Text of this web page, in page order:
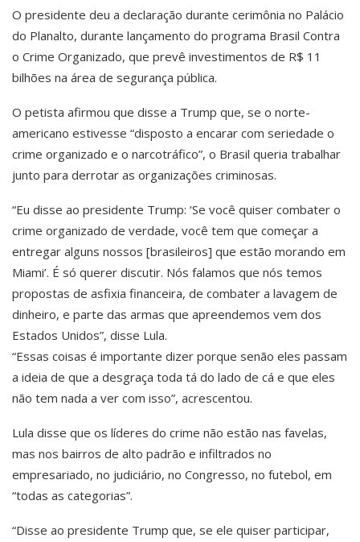
O presidente deu a declaração durante cerimônia no Palácio
do Planalto, durante lançamento do programa Brasil Contra
o Crime Organizado, que prevê investimentos de R$ 11
bilhões na área de segurança pública.
O petista afirmou que disse a Trump que, se o norte-
americano estivesse “disposto a encarar com seriedade o
crime organizado e o narcotráfico”, o Brasil queria trabalhar
junto para derrotar as organizações criminosas.
“Eu disse ao presidente Trump: ‘Se você quiser combater o
crime organizado de verdade, você tem que começar a
entregar alguns nossos [brasileiros] que estão morando em
Miami’. É só querer discutir. Nós falamos que nós temos
propostas de asfixia financeira, de combater a lavagem de
dinheiro, e parte das armas que apreendemos vem dos
Estados Unidos”, disse Lula.
“Essas coisas é importante dizer porque senão eles passam
a ideia de que a desgraça toda tá do lado de cá e que eles
não tem nada a ver com isso”, acrescentou.
Lula disse que os líderes do crime não estão nas favelas,
mas nos bairros de alto padrão e infiltrados no
empresariado, no judiciário, no Congresso, no futebol, em
“todas as categorias”.
“Disse ao presidente Trump que, se ele quiser participar,